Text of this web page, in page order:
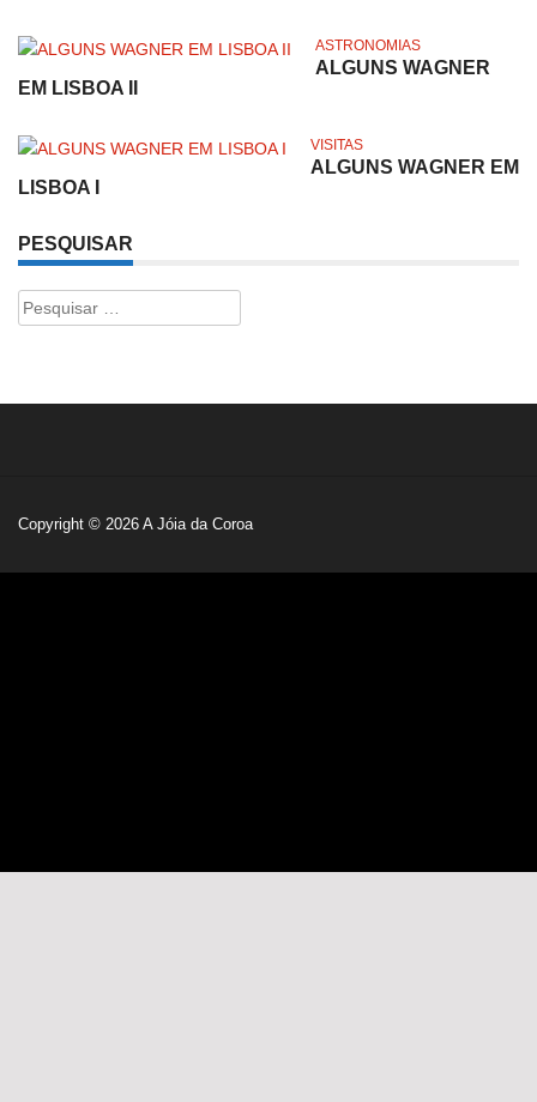
ASTRONOMIAS
ALGUNS WAGNER
EM LISBOA II
VISITAS
ALGUNS WAGNER EM
LISBOA I
PESQUISAR
Pesquisar
por:
Copyright © 2026 A Jóia da Coroa